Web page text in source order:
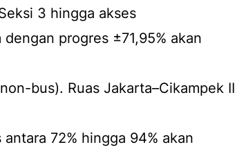
3 hingga akses
progres ±71,95% akan
bus). Ruas Jakarta–Cikampek II
72% hingga 94% akan